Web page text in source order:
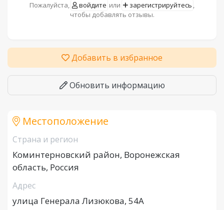
Пожалуйста, войдите или зарегистрируйтесь ,
чтобы добавлять отзывы.
Добавить в избранное
Обновить информацию
Местоположение
Страна и регион
Коминтерновский район, Воронежская
область, Россия
Адрес
улица Генерала Лизюкова, 54А